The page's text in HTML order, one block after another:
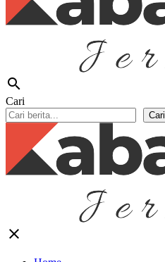
search
Cari
Cari
close